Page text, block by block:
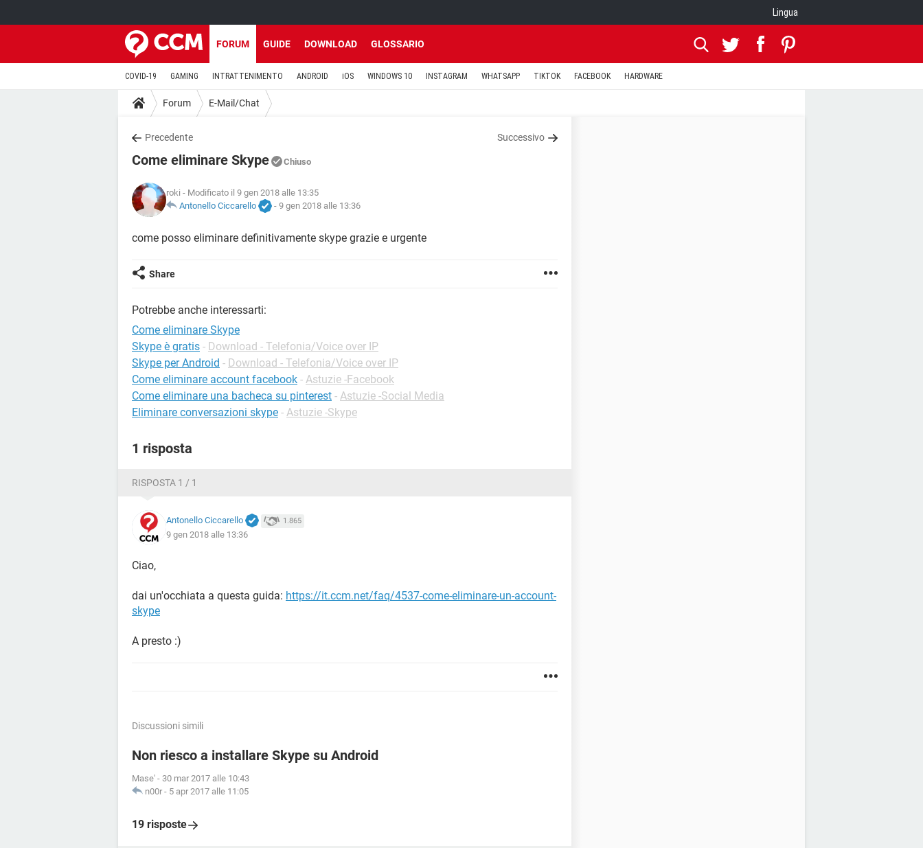
Lingua
FORUM GUIDE DOWNLOAD GLOSSARIO
COVID-19 GAMING INTRATTENIMENTO ANDROID iOS WINDOWS 10 INSTAGRAM WHATSAPP TIKTOK FACEBOOK HARDWARE
Forum E-Mail/Chat
Precedente Successivo
Come eliminare Skype Chiuso
roki - Modificato il 9 gen 2018 alle 13:35
Antonello Ciccarello
- 9 gen 2018 alle 13:36
come posso eliminare definitivamente skype grazie e urgente
Share
Potrebbe anche interessarti:
Come eliminare Skype
Skype è gratis - Download - Telefonia/Voice over IP
Skype per Android - Download - Telefonia/Voice over IP
Come eliminare account facebook - Astuzie -Facebook
Come eliminare una bacheca su pinterest - Astuzie -Social Media
Eliminare conversazioni skype - Astuzie -Skype
1 risposta
RISPOSTA 1 / 1
Antonello Ciccarello 1.865
9 gen 2018 alle 13:36
Ciao,
dai un'occhiata a questa guida: https://it.ccm.net/faq/4537-come-eliminare-un-account-
skype
A presto :)
Discussioni simili
Non riesco a installare Skype su Android
Mase' - 30 mar 2017 alle 10:43
n00r - 5 apr 2017 alle 11:05
19 risposte